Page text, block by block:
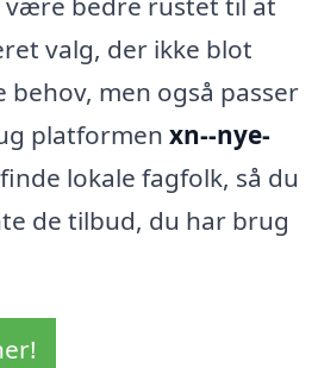
valg, der ikke blot
men også passer
platformen xn--nye-
lokale fagfolk, så du
de tilbud, du har brug